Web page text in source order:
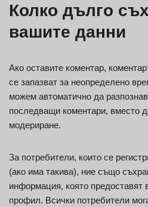
Колко дълго
вашите данни
Ако оставите коментар,
се запазват за неопределено
можем автоматично да
последващи коментари, вместо
модериране.
За потребители, които се
(ако има такива), ние също
информация, която предоставят
профил. Всички потребители